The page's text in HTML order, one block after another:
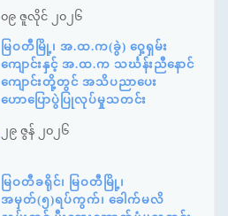
၀၉ ဇူလိုင် ၂၀၂၆
မြဝတီမြို့၊ အ.ထ.က(ခွဲ) ဝှေ့ရှမ်း
ကျောင်းနှင့် အ.ထ.က သင်္ဃန်းညီနောင်
ကျောင်းတို့တွင် အသိပညာပေး
ဟောပြောပွဲပြုလုပ်မှုသတင်း
၂၉ ဇွန် ၂၀၂၆
မြဝတီခရိုင်၊ မြဝတီမြို့၊
အမှတ်(၅)ရပ်ကွက်၊ ခေါက်မလိ